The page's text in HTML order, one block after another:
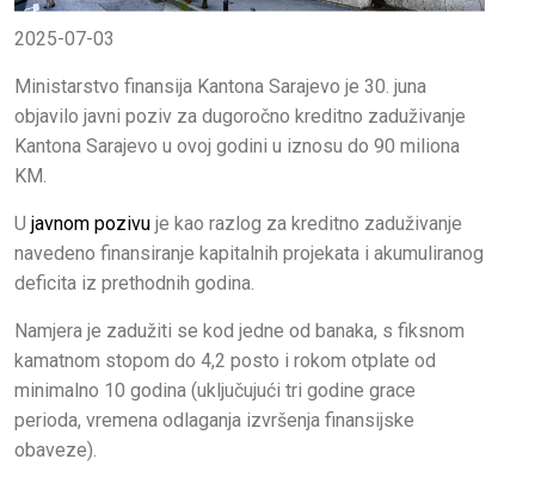
2025-07-03
Ministarstvo finansija Kantona Sarajevo je 30. juna
objavilo javni poziv za dugoročno kreditno zaduživanje
Kantona Sarajevo u ovoj godini u iznosu do 90 miliona
KM.
U javnom pozivu je kao razlog za kreditno zaduživanje
navedeno finansiranje kapitalnih projekata i akumuliranog
deficita iz prethodnih godina.
Namjera je zadužiti se kod jedne od banaka, s fiksnom
kamatnom stopom do 4,2 posto i rokom otplate od
minimalno 10 godina (uključujući tri godine grace
perioda, vremena odlaganja izvršenja finansijske
obaveze).